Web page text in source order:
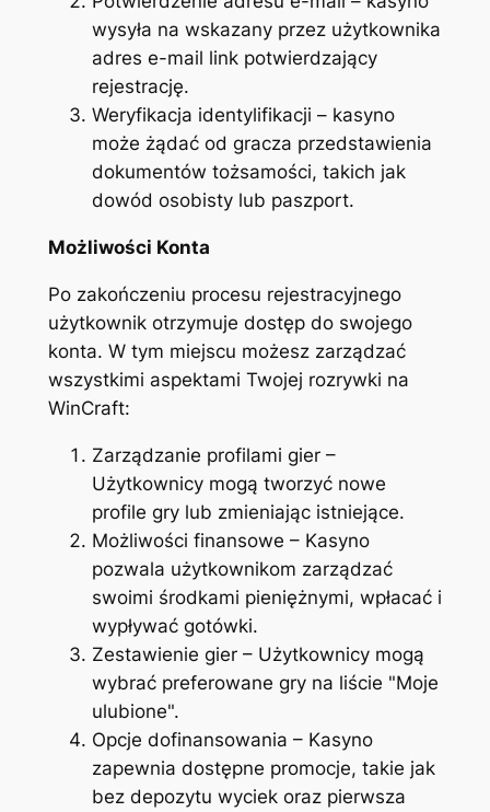
wysyła na wskazany przez użytkownika
adres e-mail link potwierdzający
rejestrację.
Weryfikacja identylifikacji – kasyno
może żądać od gracza przedstawienia
dokumentów tożsamości, takich jak
dowód osobisty lub paszport.
Możliwości Konta
Po zakończeniu procesu rejestracyjnego
użytkownik otrzymuje dostęp do swojego
konta. W tym miejscu możesz zarządzać
wszystkimi aspektami Twojej rozrywki na
WinCraft:
Zarządzanie profilami gier –
Użytkownicy mogą tworzyć nowe
profile gry lub zmieniając istniejące.
Możliwości finansowe – Kasyno
pozwala użytkownikom zarządzać
swoimi środkami pieniężnymi, wpłacać i
wypływać gotówki.
Zestawienie gier – Użytkownicy mogą
wybrać preferowane gry na liście "Moje
ulubione".
Opcje dofinansowania – Kasyno
zapewnia dostępne promocje, takie jak
bez depozytu wyciek oraz pierwsza